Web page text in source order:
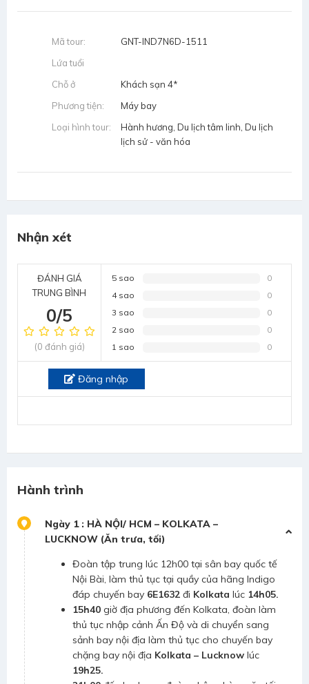
Mã tour:
GNT-IND7N6D-1511
Lứa tuổi
Chỗ ở
Khách sạn 4*
Phương tiện:
Máy bay
Loại hình tour:
Hành hương, Du lịch tâm linh, Du lịch
lịch sử - văn hóa
Nhận xét
ĐÁNH GIÁ
TRUNG BÌNH
0/5
(0 đánh giá)
5 sao
0
4 sao
0
3 sao
0
2 sao
0
1 sao
0
Đăng nhập
Hành trình
Ngày 1 : HÀ NỘI/ HCM – KOLKATA –
LUCKNOW (Ăn trưa, tối)
Đoàn tập trung lúc 12h00 tại sân bay quốc tế
Nội Bài, làm thủ tục tại quầy của hãng Indigo
đáp chuyến bay 6E1632 đi Kolkata lúc 14h05.
15h40 giờ địa phương đến Kolkata, đoàn làm
thủ tục nhập cảnh Ấn Độ và di chuyển sang
sảnh bay nội địa làm thủ tục cho chuyến bay
chặng bay nội địa Kolkata – Lucknow lúc
19h25.